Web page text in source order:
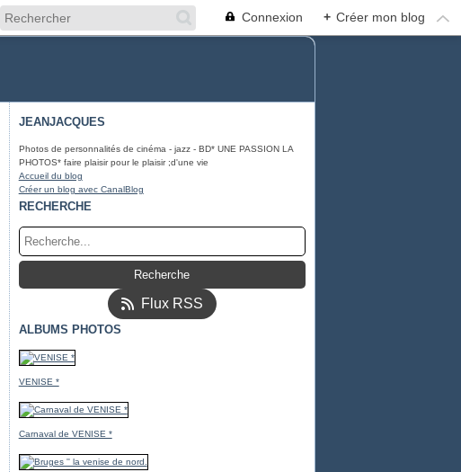
Connexion + Créer mon blog
JEANJACQUES
Photos de personnalités de cinéma - jazz - BD* UNE PASSION LA
PHOTOS* faire plaisir pour le plaisir ;d'une vie
Accueil du blog
Créer un blog avec CanalBlog
RECHERCHE
Flux RSS
ALBUMS PHOTOS
VENISE *
Carnaval de VENISE *